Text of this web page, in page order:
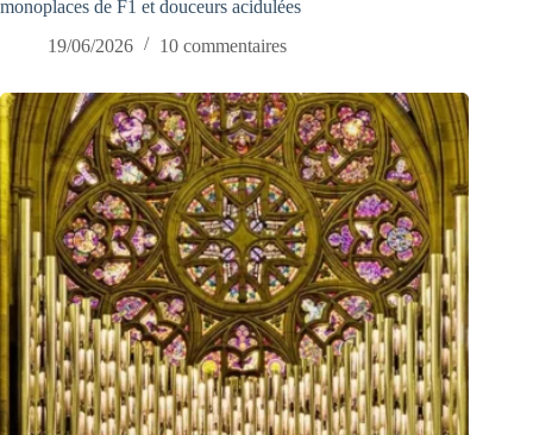
monoplaces de F1 et douceurs acidulées
19/06/2026
10 commentaires